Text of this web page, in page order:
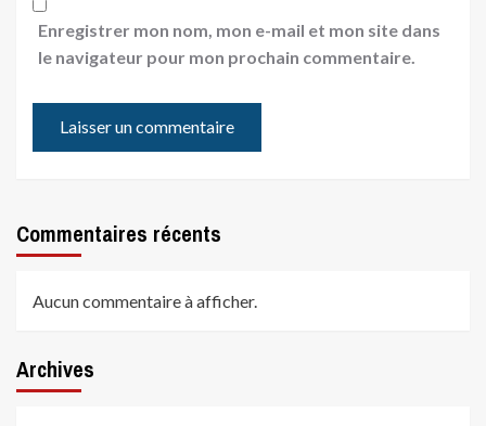
Enregistrer mon nom, mon e-mail et mon site dans
le navigateur pour mon prochain commentaire.
Commentaires récents
Aucun commentaire à afficher.
Archives